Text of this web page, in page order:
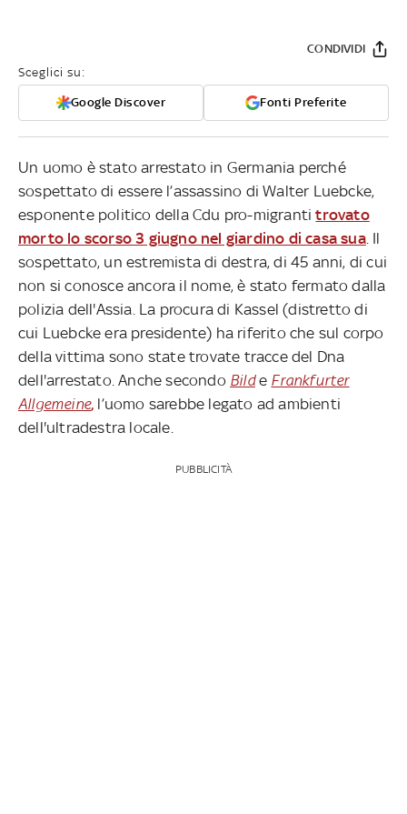
Sceglici su:
Google Discover Fonti Preferite
CONDIVIDI
Un uomo è stato arrestato in Germania perché
sospettato di essere l’assassino di Walter Luebcke,
esponente politico della Cdu pro-migrantitrovato
morto lo scorso 3 giugno nel giardino di casa sua. Il
sospettato, un estremista di destra, di 45 anni, di cui
non si conosce ancora il nome, è stato fermato dalla
polizia dell'Assia. La procura di Kassel (distretto di
cui Luebcke era presidente) ha riferito che sul corpo
della vittima sono state trovate tracce del Dna
dell'arrestato. Anche secondo Bilde Frankfurter
Allgemeine, l’uomo sarebbe legato ad ambienti
dell'ultradestra locale.
PUBBLICITÀ